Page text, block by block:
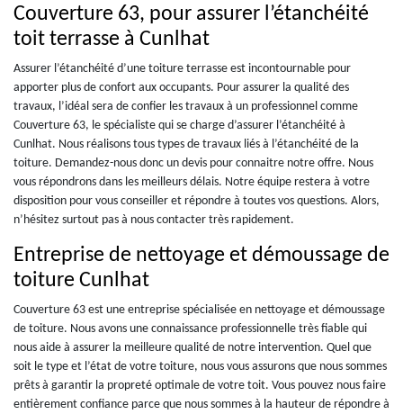
Couverture 63, pour assurer l’étanchéité
toit terrasse à Cunlhat
Assurer l’étanchéité d’une toiture terrasse est incontournable pour
apporter plus de confort aux occupants. Pour assurer la qualité des
travaux, l’idéal sera de confier les travaux à un professionnel comme
Couverture 63, le spécialiste qui se charge d’assurer l’étanchéité à
Cunlhat. Nous réalisons tous types de travaux liés à l’étanchéité de la
toiture. Demandez-nous donc un devis pour connaitre notre offre. Nous
vous répondrons dans les meilleurs délais. Notre équipe restera à votre
disposition pour vous conseiller et répondre à toutes vos questions. Alors,
n’hésitez surtout pas à nous contacter très rapidement.
Entreprise de nettoyage et démoussage de
toiture Cunlhat
Couverture 63 est une entreprise spécialisée en nettoyage et démoussage
de toiture. Nous avons une connaissance professionnelle très fiable qui
nous aide à assurer la meilleure qualité de notre intervention. Quel que
soit le type et l’état de votre toiture, nous vous assurons que nous sommes
prêts à garantir la propreté optimale de votre toit. Vous pouvez nous faire
entièrement confiance parce que nous sommes à la hauteur de répondre à